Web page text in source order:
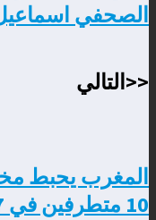
الصحفي
<<التالي
المغرب يحبط
10 متطرفين في 7 مدن